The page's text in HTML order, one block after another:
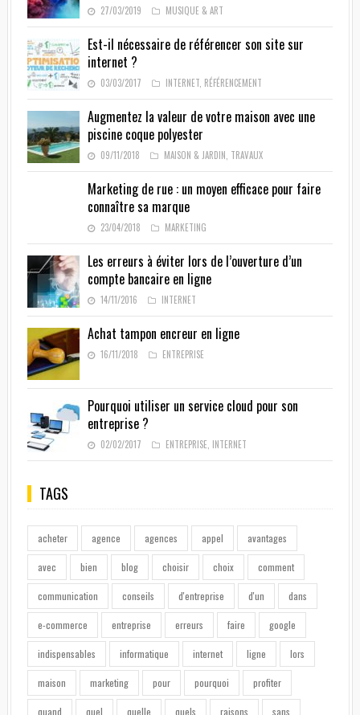
27/03/2019 MUSIQUE & ART
Est-il nécessaire de référencer son site sur
internet ?
03/03/2017 INTERNET, RÉFÉRENCEMENT
Augmentez la valeur de votre maison avec une
piscine coque polyester
09/11/2018 MAISON & JARDIN TRAVAUX
Marketing de rue : un moyen efficace pour faire
connaître sa marque
23/04/2018 MARKETING
Les erreurs à éviter lors de l’ouverture d’un
compte bancaire en ligne
14/11/2016 INTERNET
Achat tampon encreur en ligne
16/11/2018 ENTREPRISE
Pourquoi utiliser un service cloud pour son
entreprise ?
02/02/2017 ENTREPRISE INTERNET
TAGS
acheter agence agences appel avantages
avec bien blog choisir choix comment
communication conseils d'entreprise d'un dans
e-commerce entreprise erreurs faire google
indispensables informatique internet ligne lors
maison marketing pour pourquoi profiter
quand quel quelle quels raisons sans